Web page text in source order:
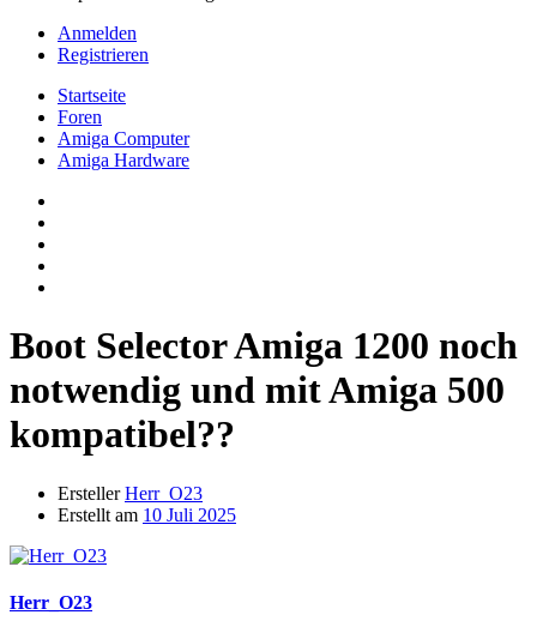
Anmelden
Registrieren
Startseite
Foren
Amiga Computer
Amiga Hardware
Boot Selector Amiga 1200 noch
notwendig und mit Amiga 500
kompatibel??
Ersteller Herr_O23
Erstellt am 10 Juli 2025
Herr_O23